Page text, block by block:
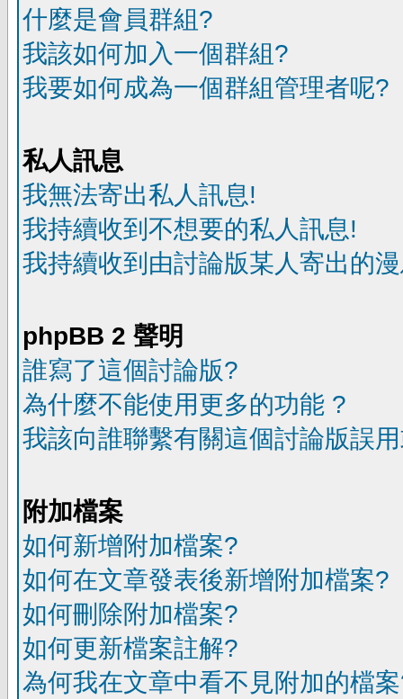
什麼是會員群組?
我該如何加入一個群組?
我要如何成為一個群組管理者呢?
私人訊息
我無法寄出私人訊息!
我持續收到不想要的私人訊息!
我持續收到由討論版某人寄出的
phpBB 2 聲明
誰寫了這個討論版?
為什麼不能使用更多的功能 ?
我該向誰聯繫有關這個討論版誤
附加檔案
如何新增附加檔案?
如何在文章發表後新增附加檔案?
如何刪除附加檔案?
如何更新檔案註解?
為何我在文章中看不見附加的檔